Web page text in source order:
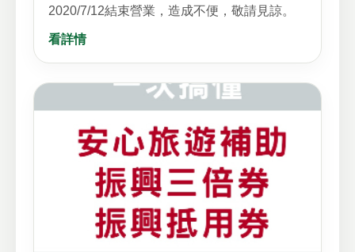
2020/7/12結束營業，造成不便，敬請見諒。
看詳情